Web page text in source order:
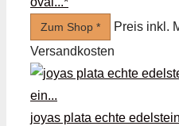
Zum Shop *
Preis inkl.
Versandkosten
joyas plata echte